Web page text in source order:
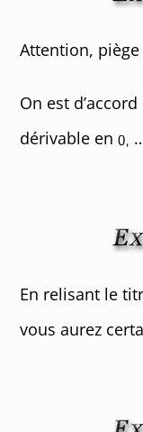
Attention, piège
On est
dérivable en
En relisant le
vous aurez